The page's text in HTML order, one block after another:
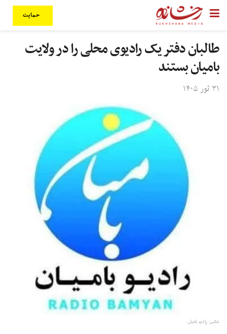
حمایت
طالبان دفتر یک رادیوی محلی را در ولایت
بامیان بستند
۳۱ ثور ۱۴۰۵
عکس: رادیو بامیان.